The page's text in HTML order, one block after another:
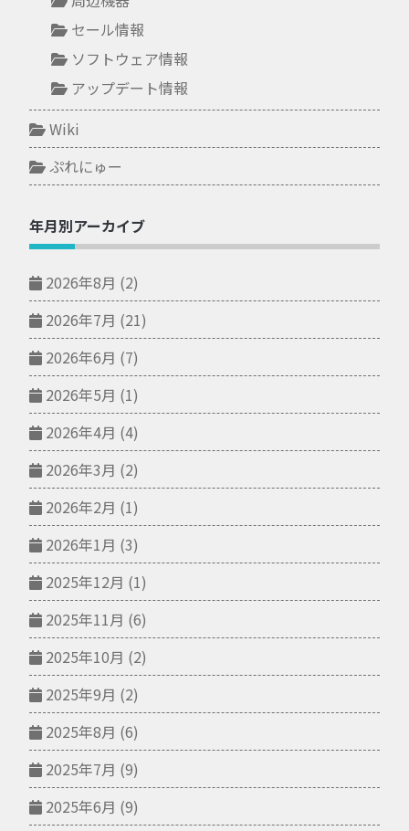
セール情報
ソフトウェア情報
アップデート情報
Wiki
ぷれにゅー
年月別アーカイブ
2026年8月 (2)
2026年7月 (21)
2026年6月 (7)
2026年5月 (1)
2026年4月 (4)
2026年3月 (2)
2026年2月 (1)
2026年1月 (3)
2025年12月 (1)
2025年11月 (6)
2025年10月 (2)
2025年9月 (2)
2025年8月 (6)
2025年7月 (9)
2025年6月 (9)